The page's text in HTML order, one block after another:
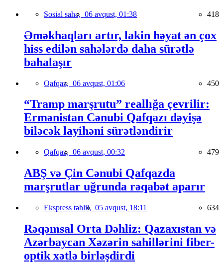
Sosial sahə, 06 avqust, 01:38 418
Əməkhaqları artır, lakin həyat ən çox
hiss edilən sahələrdə daha sürətlə
bahalaşır
Qafqaz, 06 avqust, 01:06 450
“Tramp marşrutu” reallığa çevrilir:
Ermənistan Cənubi Qafqazı dəyişə
biləcək layihəni sürətləndirir
Qafqaz, 06 avqust, 00:32 479
ABŞ və Çin Cənubi Qafqazda
marşrutlar uğrunda rəqabət aparır
Ekspress təhlil, 05 avqust, 18:11 634
Rəqəmsal Orta Dəhliz: Qazaxıstan və
Azərbaycan Xəzərin sahillərini fiber-
optik xətlə birləşdirdi